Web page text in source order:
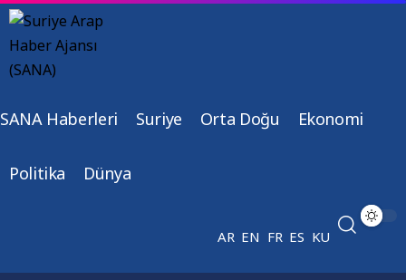
SANA Haberleri Suriye Orta Doğu Ekonomi
Politika Dünya
AR EN FR ES KU